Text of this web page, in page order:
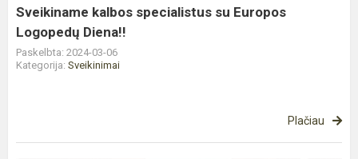
Sveikiname kalbos specialistus su Europos
Logopedų Diena!!
Paskelbta: 2024-03-06
Kategorija: Sveikinimai
Plačiau